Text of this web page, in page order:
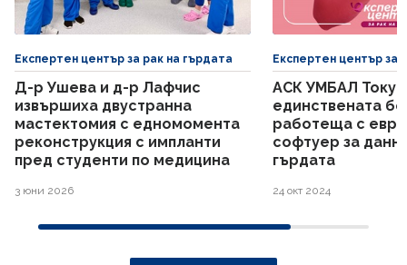
Експертен център за рак на гърдата
Д-р Ушева и д-р Лафчис
извършиха двустранна
мастектомия с едномомента
реконструкция с импланти
пред студенти по медицина
3 юни 2026
Експертен център за
АСК УМБАЛ
единствената
работеща с
софтуер за
гърдата
24 окт 2024